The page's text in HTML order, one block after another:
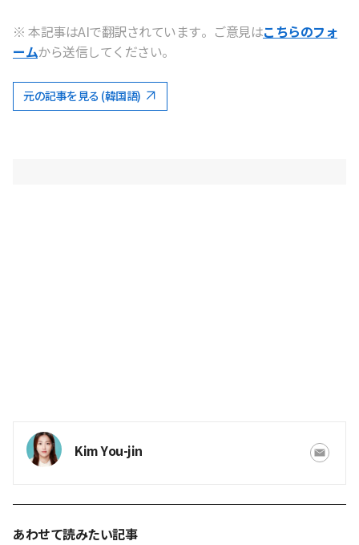
※ 本記事はAIで翻訳されています。ご意見はこちらのフォ
ームから送信してください。
元の記事を見る (韓国語)
Kim You-jin
あわせて読みたい記事